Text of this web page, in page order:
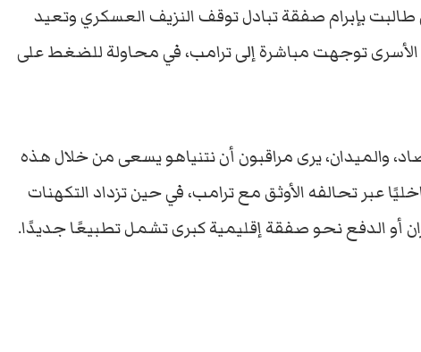
بإبرام صفقة تبادل توقف النزيف العسكري وتعيد
الأسرى توجهت مباشرة إلى ترامب، في محاولة للضغط على
والميدان، يرى مراقبون أن نتنياهو يسعى من خلال هذه
عبر تحالفه الأوثق مع ترامب، في حين تزداد التكهنات
الدفع نحو صفقة إقليمية كبرى تشمل تطبيعًا جديدًا.